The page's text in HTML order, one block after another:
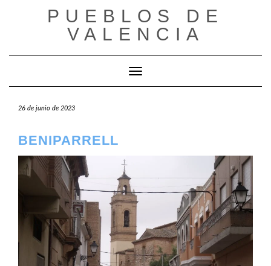
PUEBLOS DE
VALENCIA
Cambiar modo de navegación
26 de junio de 2023
BENIPARRELL